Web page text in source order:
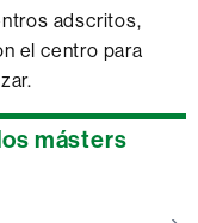
adscritos,
el centro para
másters